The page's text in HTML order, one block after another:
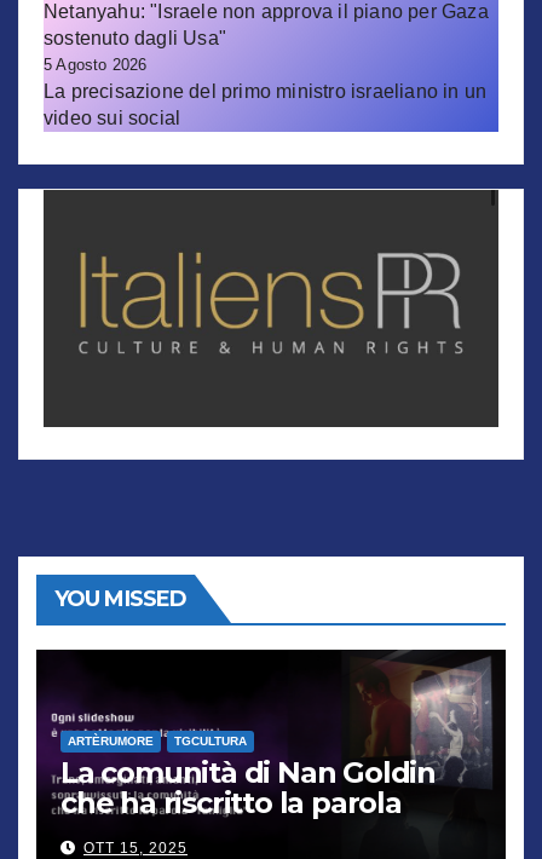
Netanyahu: "Israele non approva il piano per Gaza
sostenuto dagli Usa"
5 Agosto 2026
La precisazione del primo ministro israeliano in un
video sui social
YOU MISSED
ARTÈRUMORE TGCULTURA
La comunità di Nan Goldin
che ha riscritto la parola
“famiglia”
OTT 15, 2025